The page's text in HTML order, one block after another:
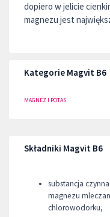
dopiero w jelicie
magnezu jest
Kategorie Magvit B6
MAGNEZ I POTAS
Składniki Magvit B6
substancja
magnezu
chlorowodorku,